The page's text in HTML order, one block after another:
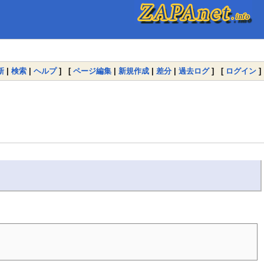
| 検索 | ヘルプ] [ ページ編集 | 新規作成 | 差分 | 過去ログ] [ ログイン ]